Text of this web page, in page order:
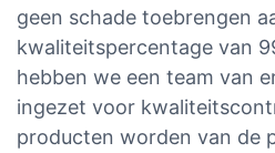
geen schade toebrengen
kwaliteitspercentage van
hebben we een team van
ingezet voor
producten worden van de